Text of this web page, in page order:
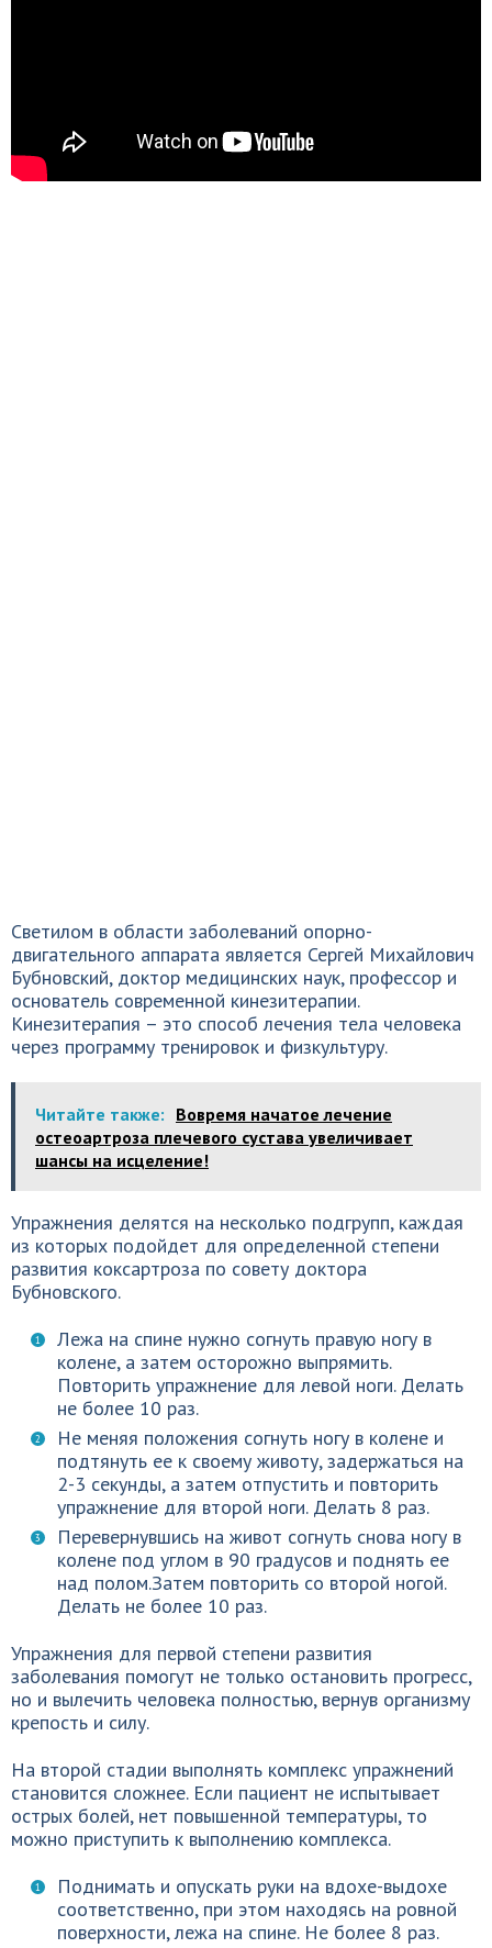
Светилом в области заболеваний опорно-
двигательного аппарата является Сергей Михайлович
Бубновский, доктор медицинских наук, профессор и
основатель современной кинезитерапии.
Кинезитерапия – это способ лечения тела человека
через программу тренировок и физкультуру.
Читайте также: Вовремя начатое лечение
остеоартроза плечевого сустава увеличивает
шансы на исцеление!
Упражнения делятся на несколько подгрупп, каждая
из которых подойдет для определенной степени
развития коксартроза по совету доктора
Бубновского.
Лежа на спине нужно согнуть правую ногу в
колене, а затем осторожно выпрямить.
Повторить упражнение для левой ноги. Делать
не более 10 раз.
Не меняя положения согнуть ногу в колене и
подтянуть ее к своему животу, задержаться на
2-3 секунды, а затем отпустить и повторить
упражнение для второй ноги. Делать 8 раз.
Перевернувшись на живот согнуть снова ногу в
колене под углом в 90 градусов и поднять ее
над полом.Затем повторить со второй ногой.
Делать не более 10 раз.
Упражнения для первой степени развития
заболевания помогут не только остановить прогресс,
но и вылечить человека полностью, вернув организму
крепость и силу.
На второй стадии выполнять комплекс упражнений
становится сложнее. Если пациент не испытывает
острых болей, нет повышенной температуры, то
можно приступить к выполнению комплекса.
Поднимать и опускать руки на вдохе-выдохе
соответственно, при этом находясь на ровной
поверхности, лежа на спине. Не более 8 раз.